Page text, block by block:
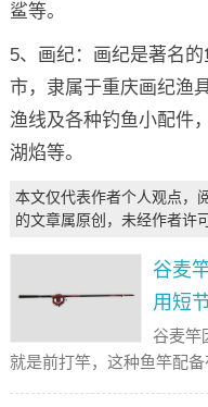
鲨等。
5、画纪：画纪是著名
市，隶属于重庆画纪渔
渔线及各种钓鱼小配件
湖焰等。
本文仅代表作者个人观点，
的文章属原创，未经作者许
谷麦
用短
谷麦竿
就是前打竿，这种鱼竿配备